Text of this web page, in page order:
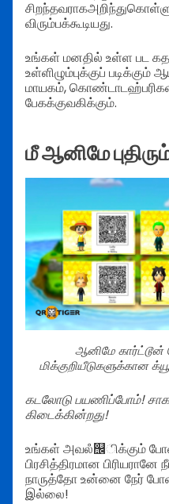
விரும்பக்கூடியது.
உங்கள் மனதில் உள்ள பட
உள்ளிழும்புக்குப் படிக்கும்
மாயகம்,
பேகக்குவகிக்கும்.
மீ ஆனிமே
ஆனிமே கார்ட்டூன்
மிக்குறியீடுகளுக்கான
கடலோடு பயணிப்போம்!
கிடைக்கின்றது!
உங்கள் அவலஂ஬ிக்கும் போன்
பிரசித்திரமான
நாருத்தோ உன்னை நேர்
இல்லை!